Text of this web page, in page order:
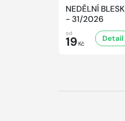
NEDĚLNÍ BLESK
- 31/2026
od
19 Kč
Detail